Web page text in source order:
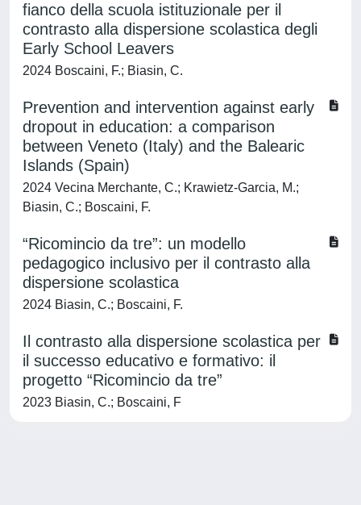
fianco della scuola istituzionale per il
contrasto alla dispersione scolastica degli
Early School Leavers
2024 Boscaini, F.; Biasin, C.
Prevention and intervention against early
dropout in education: a comparison
between Veneto (Italy) and the Balearic
Islands (Spain)
2024 Vecina Merchante, C.; Krawietz-Garcia, M.;
Biasin, C.; Boscaini, F.
“Ricomincio da tre”: un modello
pedagogico inclusivo per il contrasto alla
dispersione scolastica
2024 Biasin, C.; Boscaini, F.
Il contrasto alla dispersione scolastica per
il successo educativo e formativo: il
progetto “Ricomincio da tre”
2023 Biasin, C.; Boscaini, F